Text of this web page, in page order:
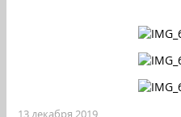
13 декабря 2019